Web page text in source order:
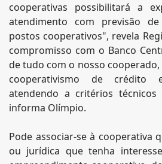
cooperativas possibilitará a
atendimento com previsão
postos cooperativos", revela
compromisso com o Banco
de tudo com o nosso
cooperativismo de crédito
atendendo a critérios técnicos
informa Olímpio.
Pode associar-se à cooperativa
ou jurídica que tenha